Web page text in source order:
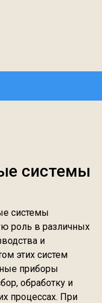
системы
системы
роль в различных
и
этих систем
приборы
обработку и
процессах. При